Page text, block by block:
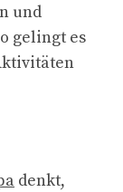
und
gelingt es
denkt,